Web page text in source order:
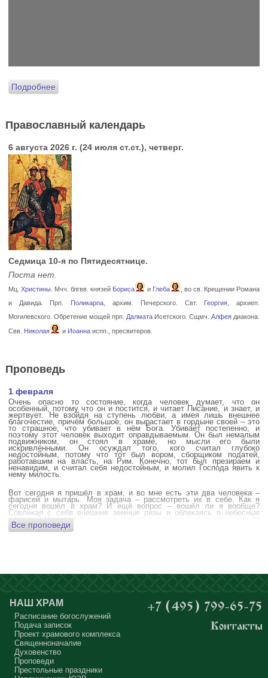
Подробнее
Православный календарь
6 августа 2026 г. (24 июля ст.ст.), четверг.
Седмица 10-я по Пятидесятнице.
Поста нет.
Мц. Христины. Мчч. блгвв. князей Бориса и Глеба
, во св. Крещении Романа
и Давида. Прп.
Поликарпа, архим. Печерского. Свт. Георгия, архиеп.
Могилевского. Обретение мощей прп. Далмата Исетского. Сщмч.Алфея диакона.
Свв. Николая и Иоаннаиспп., пресвитеров.
Проповедь
1 февраля
Очень опасно то состояние, когда человек думает, что он
особенный, потому что он и постится, и читает Писание, и знает, и
жертвует. Не взойдя на ступень любви, а имея лишь внешнее
благочестие, причём большое, он вырастает в гордыне своей – это
то страшное, что убивает в нём Бога. Убивает постепенно, и
поэтому этот человек выходит оправдываемым. Он был немалым
подвижником, он стоял в храме, но мысли его были
искривлёнными. Он осуждал того, кого считал глубоко
недостойным, потому что тот был вором, сборщиком податей,
работавшим на власть, на Рим. Конечно, тот был презираем и
ненавидим, и считал себя недостойным, и молил Господа явить к
нему милость.
Вот сегодня я пришёл в храм, и во мне есть эти два человека –
фарисей и мытарь. Моя задача – рассмотреть их в себе. Как я
сегодня вошёл в храм? И ещё вопрос – вошёл ли я вообще?
Совлекая с себя внешние земные ризы и облекаясь в небесные
одежды? Имеется в виду не только внешние, но и внутренние, то
есть помыслы.
сердца?
Бог открыл помыслы людей, стоящих в храме, и он ужаснулся
тому, что никто из них не молится – ни один человек, кроме одного
мальчика. Мысли у людей о чём угодно: о работе, о молодой жене
или возлюбленной, о детях, о долгах, о футбольном матче, о
путешествиях, о скором отпуске, о билетах, о машине, об одежде, о
том, что будет после службы, где я буду обедать, куда пойду, что
подарить, что подарят, что я посмотрю, что, может быть, почитаю...
Где здесь место для Бога?
А мальчик молился о больной маме. Молился искренне – и мама
выздоравливает.
Все проповеди
НАШ ХРАМ
Расписание богослужений
Подача записок
Проект храмового комплекса
Священноначалие
Духовенство
Проповеди
Престольные праздники
+7 (495) 799-65-75
Контакты